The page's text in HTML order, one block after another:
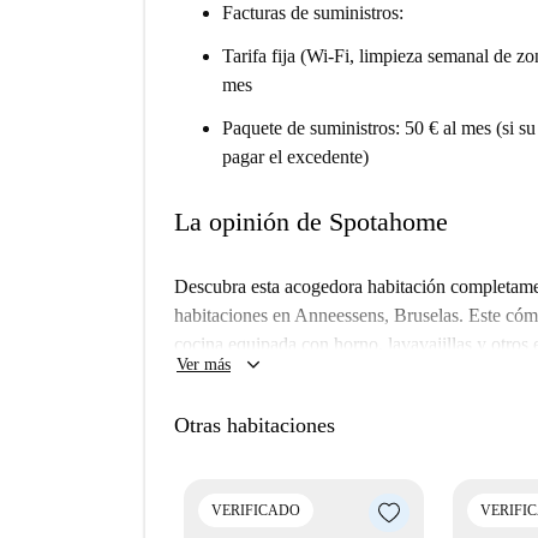
Facturas de suministros:
Tarifa fija (Wi-Fi, limpieza semanal de
mes
Paquete de suministros: 50 € al mes (si
pagar el excedente)
La opinión de Spotahome
Descubra esta acogedora habitación
habitaciones en Anneessens, Bruselas. Este
cocina equipada con horno, lavavajillas y
habitaciones exteriores y un balcón compartido
propietario da la bienvenida a ocupantes de
pie, encontrará varias atracciones destacadas
Ver más keyboard_arrow_down
Otras habitaciones
VERIFICADO